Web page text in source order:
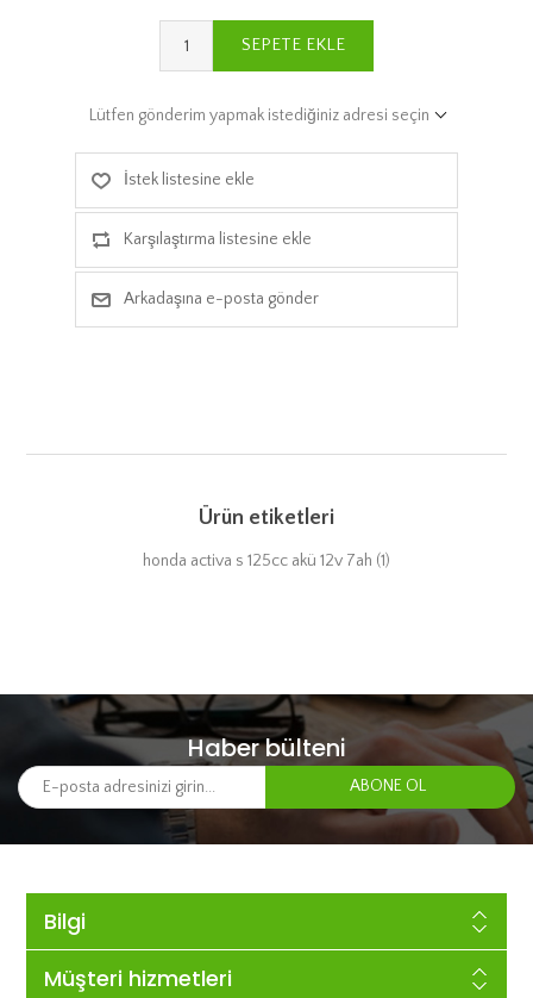
SEPETE EKLE
Lütfen gönderim yapmak istediğiniz adresi seçin
İstek listesine ekle
Karşılaştırma listesine ekle
Arkadaşına e-posta gönder
Ürün etiketleri
honda activa s 125cc akü 12v 7ah (1)
Haber bülteni
Bilgi
Müşteri hizmetleri